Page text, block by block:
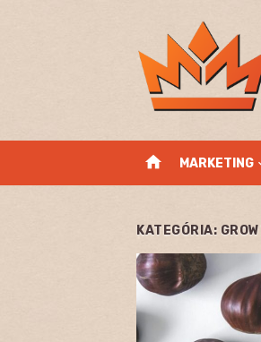
home MARKETING
KATEGÓRIA: